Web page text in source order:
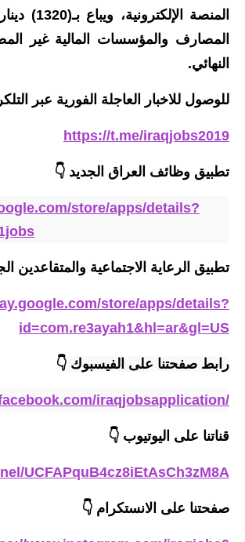
المرحلة
كتب مدرسية
المرحلة
ملازم دراسية
المرحلة
المرحلة
المنصة
المصارف والمؤسسات المالية غير
النهائي.
للوصول للاخبار العاجلة الفورية عبر
https://t.me/iraqjobs2019
تطبيق وظائف العراق الجديد 👇
store/apps/details?
تطبيق الرعاية الاجتماعية والمتقاعدين
store/apps/details?
id=com.re3ayah1&hl=ar&gl=US
رابط صفحتنا على الفيسبوك 👇
iraqjobsapplication/
قناتنا على اليوتيوب 👇
UCFAPquB4cz8iEtAsCh3zM8A
صفحتنا على الانستكرام 👇